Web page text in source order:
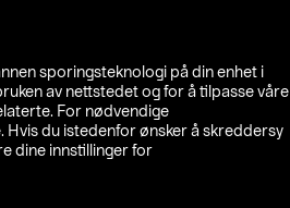
sporingsteknologi på din enhet i
av nettstedet og for å tilpasse våre
For nødvendige
Hvis du istedenfor ønsker å skreddersy
dine innstillinger for